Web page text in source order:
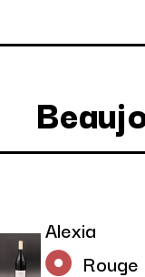
Alexia
Rouge